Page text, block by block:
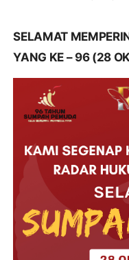
SELAMAT
YANG KE – 96 (28